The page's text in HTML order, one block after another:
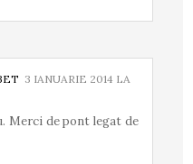
3 IANUARIE 2014 LA
Merci de pont legat de